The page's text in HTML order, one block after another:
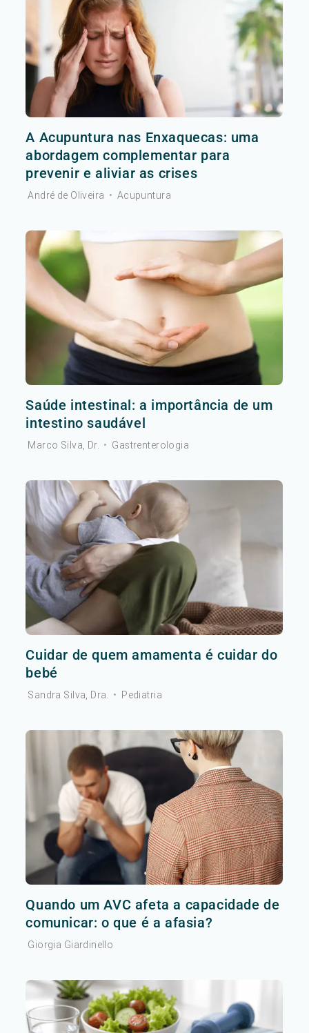
A Acupuntura nas Enxaquecas: uma
abordagem complementar para
prevenir e aliviar as crises
André de Oliveira • Acupuntura
Saúde intestinal: a importância de um
intestino saudável
Marco Silva, Dr. • Gastrenterologia
Cuidar de quem amamenta é cuidar do
bebé
Sandra Silva, Dra. • Pediatria
Quando um AVC afeta a capacidade de
comunicar: o que é a afasia?
Giorgia Giardinello